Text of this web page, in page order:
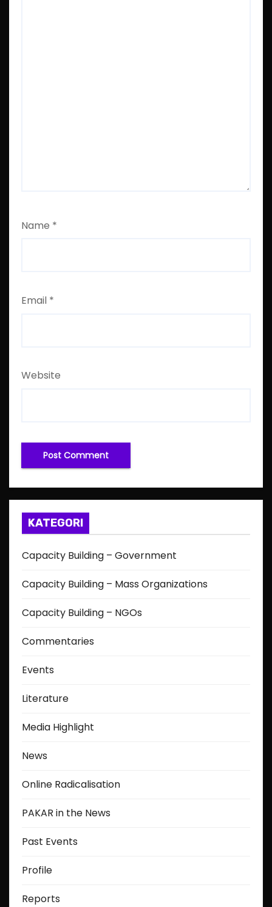
Name *
Email *
Website
KATEGORI
Capacity Building – Government
Capacity Building – Mass Organizations
Capacity Building – NGOs
Commentaries
Events
Literature
Media Highlight
News
Online Radicalisation
PAKAR in the News
Past Events
Profile
Reports